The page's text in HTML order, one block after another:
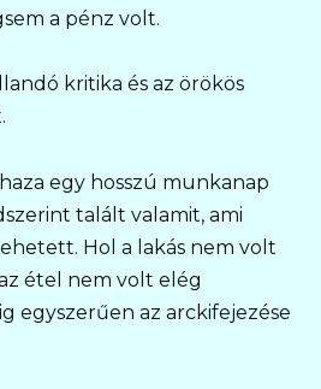
a pénz volt.
kritika és az örökös
egy hosszú munkanap
talált valamit, ami
Hol a lakás nem volt
étel nem volt elég
egyszerűen az arckifejezése